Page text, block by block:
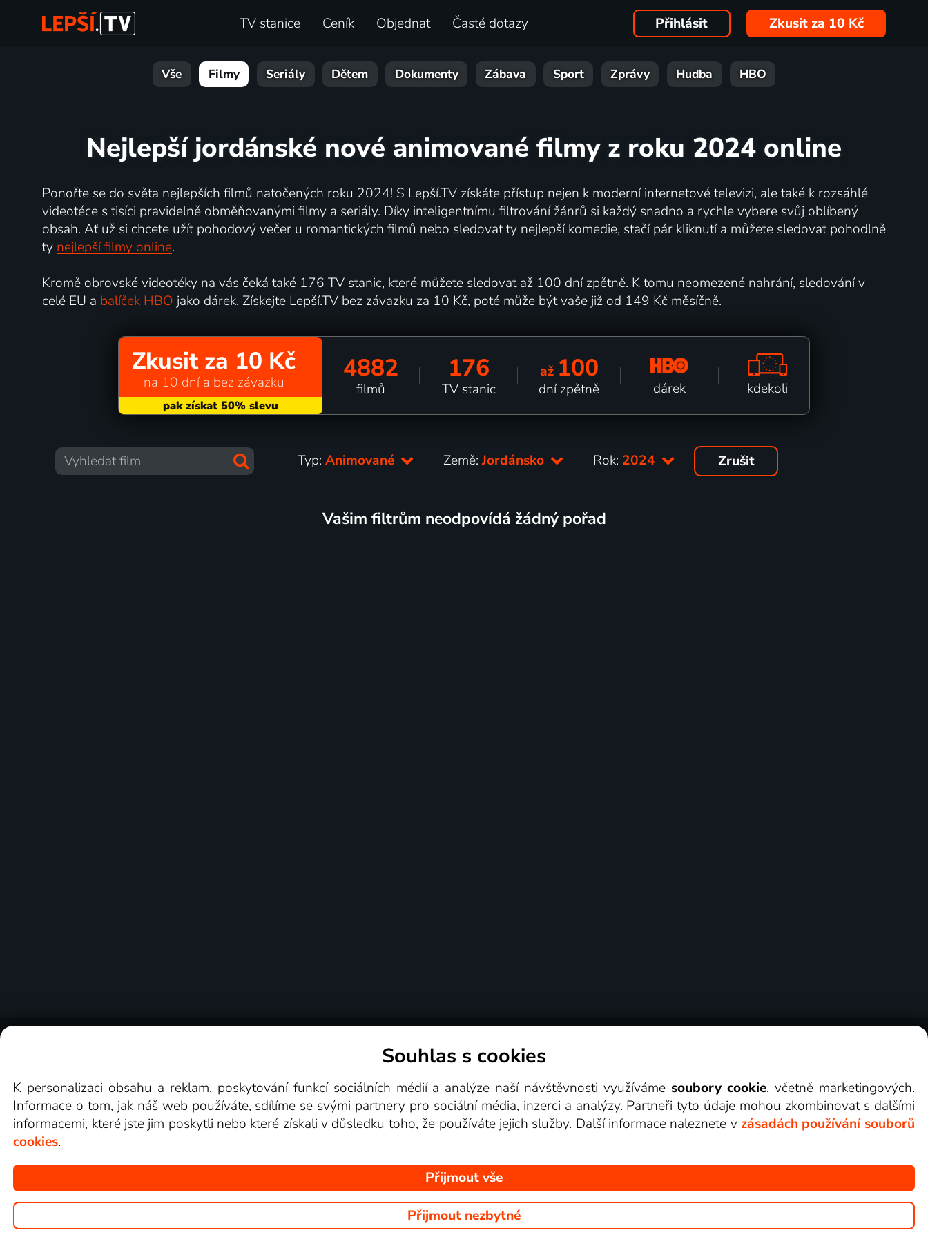
TV stanice Ceník Objednat Časté dotazy Přihlásit Zkusit za 10 Kč
Vše Filmy Seriály Dětem Dokumenty Zábava Sport Zprávy Hudba HBO
Nejlepší jordánské nové animované filmy z roku 2024 online
Ponořte se do světa nejlepších filmů natočených roku 2024! S Lepší.TV získáte přístup nejen k moderní internetové televizi, ale také k rozsáhlé
videotéce s tisíci pravidelně obměňovanými filmy a seriály. Díky inteligentnímu filtrování žánrů si každý snadno a rychle vybere svůj oblíbený
obsah. Ať už si chcete užít pohodový večer u romantických filmů nebo sledovat ty nejlepší komedie, stačí pár kliknutí a můžete sledovat pohodlně
ty nejlepší filmy online.
Kromě obrovské videotéky na vás čeká také 176 TV stanic, které můžete sledovat až 100 dní zpětně. K tomu neomezené nahrání, sledování v
celé EU a balíček HBO jako dárek. Získejte Lepší.TV bez závazku za 10 Kč, poté může být vaše již od 149 Kč měsíčně.
Zkusit za 10 Kč
na 10 dní a bez závazku 4882
filmů
176
TV stanic
až 100
dní zpětně dárek kdekoli
Typ:Animované Země:Jordánsko Rok: 2024 Zrušit
Vašim filtrům neodpovídá žádný pořad
Videotéka
Souhlas s cookies
K personalizaci obsahu a reklam, poskytování funkcí sociálních médií a analýze naší návštěvnosti využívámesoubory cookie, včetně marketingových.
Informace o tom, jak náš web používáte, sdílíme se svými partnery pro sociální média, inzerci a analýzy. Partneři tyto údaje mohou zkombinovat s dalšími
informacemi, které jste jim poskytli nebo které získali v důsledku toho, že používáte jejich služby. Další informace naleznete v zásadách používání souborů
cookies.
Přijmout vše
Přijmout nezbytné